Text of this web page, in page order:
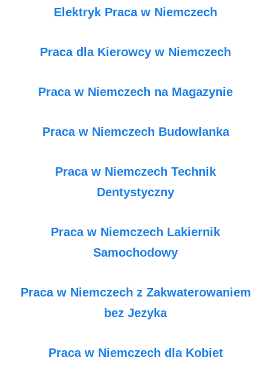
Elektryk Praca w Niemczech
Praca dla Kierowcy w Niemczech
Praca w Niemczech na Magazynie
Praca w Niemczech Budowlanka
Praca w Niemczech Technik
Dentystyczny
Praca w Niemczech Lakiernik
Samochodowy
Praca w Niemczech z Zakwaterowaniem
bez Jezyka
Praca w Niemczech dla Kobiet